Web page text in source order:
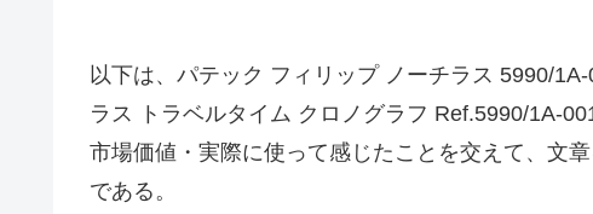
以下は、パテック フィリップ ノーチラス 5990/
ラス トラベルタイム クロノグラフ Ref.5990/
市場価値・実際に使って感じたことを交えて、文
である。